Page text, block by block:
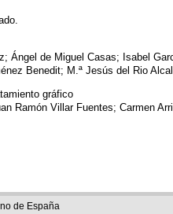
Ángel de Miguel Casas; Isabel
Benedit; M.ª Jesús del Rio
gráfico
Ramón Villar Fuentes; Carmen
de España